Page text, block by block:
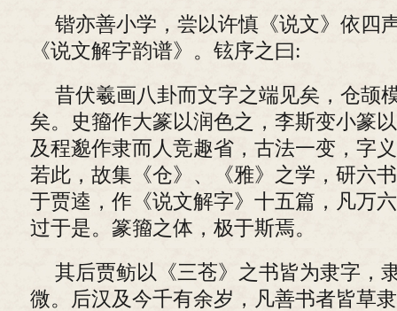
锴亦善小学，尝以许慎《说文》依四
《说文解字韵谱》。铉序之曰:
昔伏羲画八卦而文字之端见矣，仓颉
矣。史籀作大篆以润色之，李斯变小篆
及程邈作隶而人竞趣省，古法一变，字
若此，故集《仓》、《雅》之学，研六
于贾逵，作《说文解字》十五篇，凡万
过于是。篆籀之体，极于斯焉。
其后贾鲂以《三苍》之书皆为隶字，
微。后汉及今千有余岁，凡善书者皆草